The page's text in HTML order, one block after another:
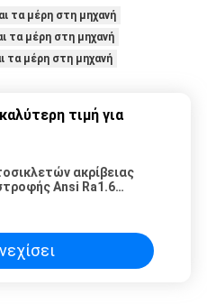
τα μέρη στη μηχανή
τα μέρη στη μηχανή
τα μέρη στη μηχανή
τιμή για
ακρίβειας
Ansi Ra1.6